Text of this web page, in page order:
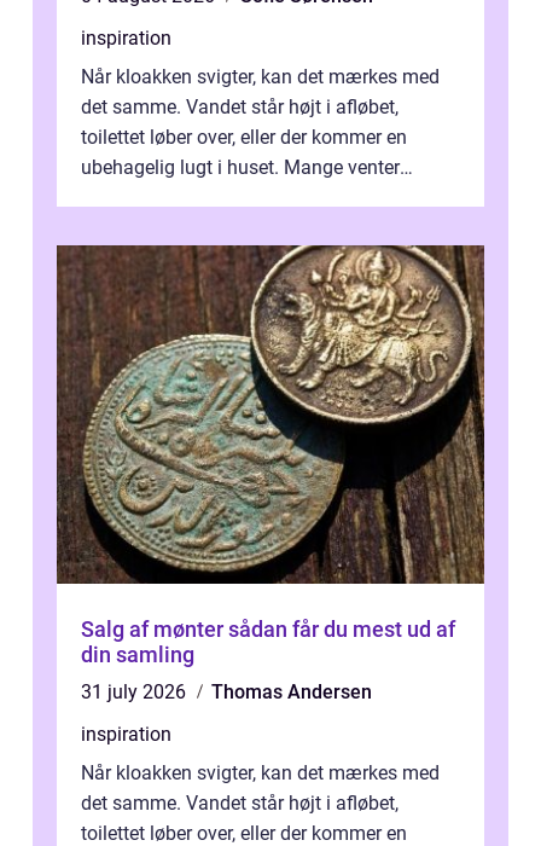
inspiration
Når kloakken svigter, kan det mærkes med
det samme. Vandet står højt i afløbet,
toilettet løber over, eller der kommer en
ubehagelig lugt i huset. Mange venter
Salg af mønter sådan får du mest ud af
din samling
31 july 2026
Thomas Andersen
inspiration
Når kloakken svigter, kan det mærkes med
det samme. Vandet står højt i afløbet,
toilettet løber over, eller der kommer en